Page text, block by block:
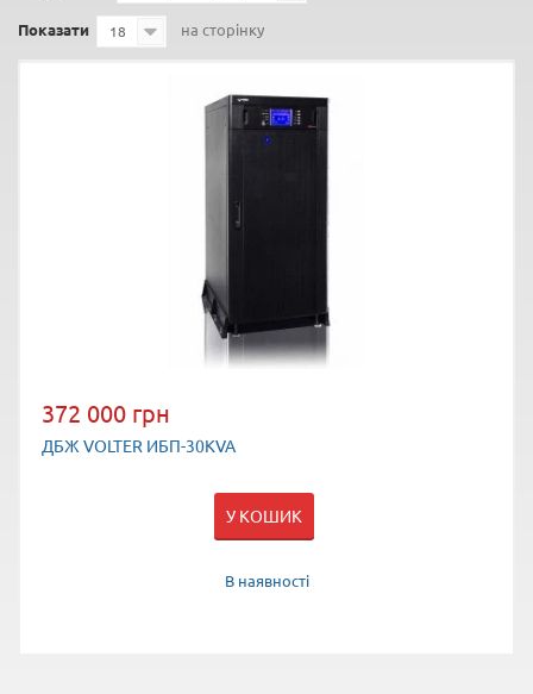
Показати 18 на сторінку
372 000 грн
ДБЖ VOLTER ИБП-30KVA
У КОШИК
В наявності